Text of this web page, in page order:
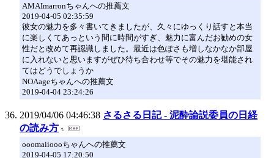
AMAImarronちゃんへの推薦文
2019-04-05 02:35:59
彼女の魅力を多々書いてきましたが、久々にゆっくり話すと本当
に楽しくてあっという間に時間がすぎ、魅力に富んだお勧めの女
性だと改めて再認識しました。最近は色ぽさも増しなかなか部屋
に入れないと思いますがぜひ待ち合わせ等でその魅力を堪能され
てはどうでしょうか
NOAageちゃんへの推薦文
2019-04-04 23:24:26
2019/04/06 04:46:38 さるさる日記 - 泥酔論説委員の日経
の読み方
ooomaiioooちゃんへの推薦文
2019-04-05 17:20:50